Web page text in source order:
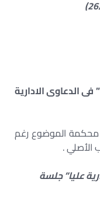
الدعاوى الادارية
محكمة الموضوع رغم
الأصلي .
33ق “إدارية عليا” جلسة